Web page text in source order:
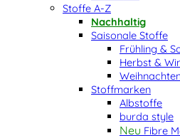
Stoffe A-Z
Nachhaltig
Saisonale Stoffe
Frühling &
Herbst &
Stoffmarken
Albstoffe
burda style
Fibre